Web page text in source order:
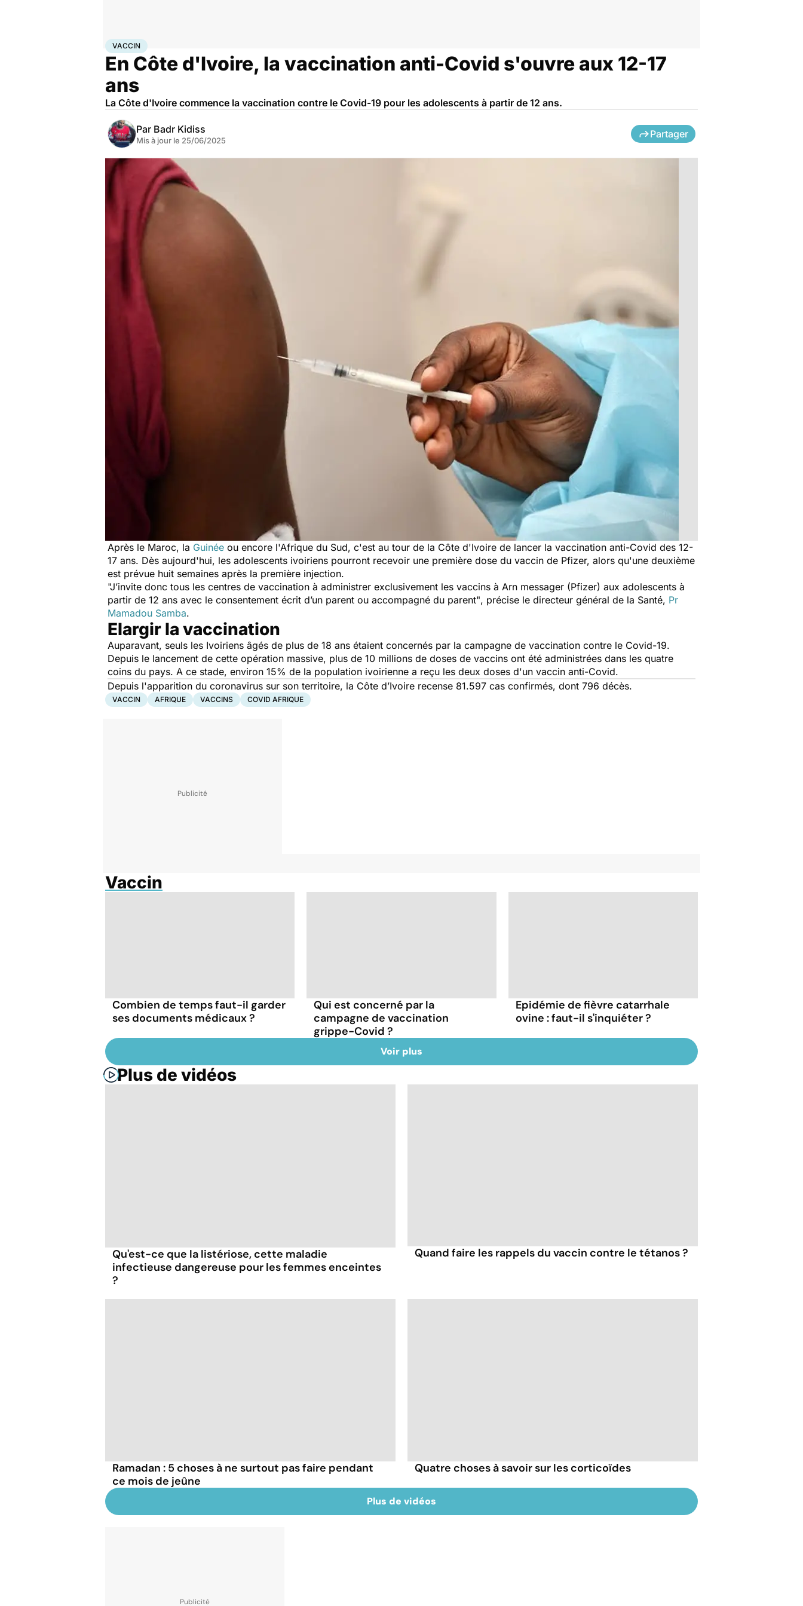
AccueilSanté
VACCIN
En Côte d'Ivoire, la vaccination anti-Covid s'ouvre aux 12-17
ans
La Côte d'Ivoire commence la vaccination contre le Covid-19 pour les adolescents à partir de 12 ans.
Par Badr Kidiss
Mis à jour le 25/06/2025
Partager
Après le Maroc, la Guinée ou encore l'Afrique du Sud, c'est au tour de la Côte d'Ivoire de lancer la vaccination anti-Covid des 12-
17 ans. Dès aujourd'hui, les adolescents ivoiriens pourront recevoir une première dose du vaccin de Pfizer, alors qu'une deuxième
est prévue huit semaines après la première injection.
"J’invite donc tous les centres de vaccination à administrer exclusivement les vaccins à Arn messager (Pfizer) aux adolescents à
partir de 12 ans avec le consentement écrit d’un parent ou accompagné du parent", précise le directeur général de la Santé, Pr
Mamadou Samba.
Elargir la vaccination
Auparavant, seuls les Ivoiriens âgés de plus de 18 ans étaient concernés par la campagne de vaccination contre le Covid-19.
Depuis le lancement de cette opération massive, plus de 10 millions de doses de vaccins ont été administrées dans les quatre
coins du pays. A ce stade, environ 15% de la population ivoirienne a reçu les deux doses d'un vaccin anti-Covid.
Depuis l'apparition du coronavirus sur son territoire, la Côte d’Ivoire recense 81.597 cas confirmés, dont 796 décès.
VACCIN AFRIQUE VACCINS COVID AFRIQUE
Vaccin
Combien de temps faut-il garder
ses documents médicaux ?
Qui est concerné par la
campagne de vaccination
grippe-Covid ?
Epidémie de fièvre catarrhale
ovine : faut-il s'inquiéter ?
Voir plus
Plus de vidéos
Qu'est-ce que la listériose, cette maladie
infectieuse dangereuse pour les femmes enceintes
?
Quand faire les rappels du vaccin contre le tétanos ?
Ramadan : 5 choses à ne surtout pas faire pendant
ce mois de jeûne
Quatre choses à savoir sur les corticoïdes
Plus de vidéos